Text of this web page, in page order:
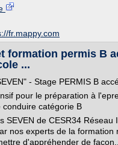
fr.mappy.com
formation permis B
...
- Stage PERMIS B
pour le préparation à
conduire catégorie B
SEVEN de CESR34 Réseau
nos experts de la formation
d'appréhender de façon...